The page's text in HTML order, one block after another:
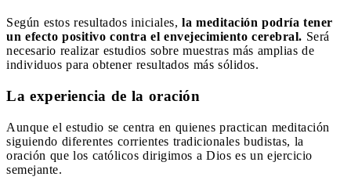
Según estos resultados iniciales, la meditación podría tener
un efecto positivo contra el envejecimiento cerebral. Será
necesario realizar estudios sobre muestras más amplias de
individuos para obtener resultados más sólidos.
La experiencia de la oración
Aunque el estudio se centra en quienes practican meditación
siguiendo diferentes corrientes tradicionales budistas, la
oración que los católicos dirigimos a Dios es un ejercicio
semejante.